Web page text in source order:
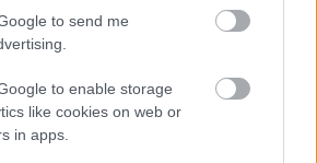
to send me
to enable storage
like cookies on web or
in apps.